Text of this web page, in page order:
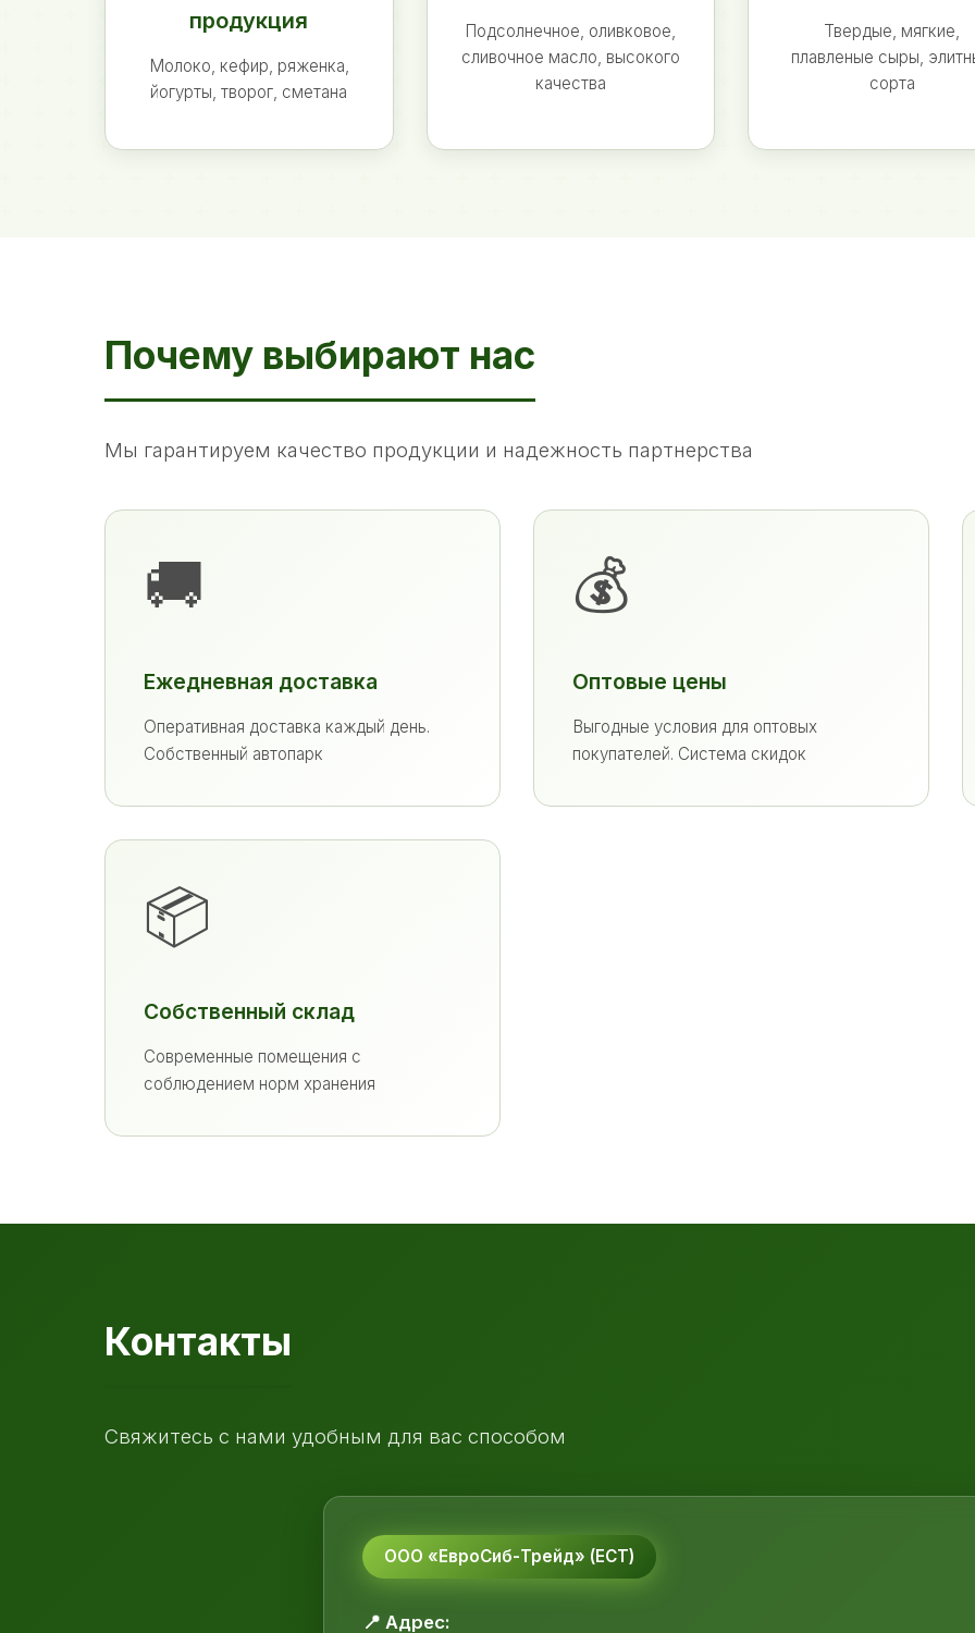
продукция
Молоко, кефир, ряженка,
йогурты, творог, сметана
Подсолнечное, оливковое,
сливочное масло, высокого
качества
Твердые, мягкие,
плавленые сыры,
сорта
Почему выбирают нас
Мы гарантируем качество продукции и надежность партнерства
🚚
Ежедневная доставка
Оперативная доставка каждый день.
Собственный автопарк
💰
Оптовые цены
Выгодные условия для оптовых
покупателей. Система скидок
📦
Собственный склад
Современные помещения с
соблюдением норм хранения
Контакты
Свяжитесь с нами удобным для вас способом
ООО «ЕвроСиб-Трейд» (ЕСТ)
📍 Адрес: